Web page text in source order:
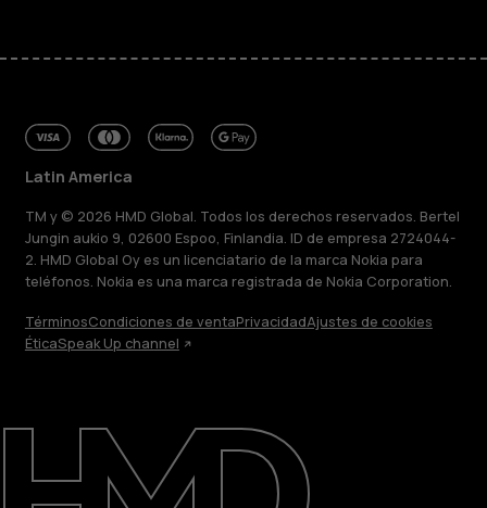
Reparar, reutilizar, reciclar
Sostenibilidad
Soporte
Latin America
TM y © 2026 HMD Global. Todos los derechos reservados. Bertel
Jungin aukio 9, 02600 Espoo, Finlandia. ID de empresa 2724044-
2. HMD Global Oy es un licenciatario de la marca Nokia para
teléfonos. Nokia es una marca registrada de Nokia Corporation.
TérminosCondiciones de ventaPrivacidadAjustes de cookies
ÉticaSpeak Up channel